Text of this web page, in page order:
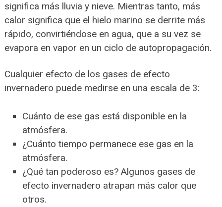
significa más lluvia y nieve. Mientras tanto, más
calor significa que el hielo marino se derrite más
rápido, convirtiéndose en agua, que a su vez se
evapora en vapor en un ciclo de autopropagación.
Cualquier efecto de los gases de efecto
invernadero puede medirse en una escala de 3:
Cuánto de ese gas está disponible en la
atmósfera.
¿Cuánto tiempo permanece ese gas en la
atmósfera.
¿Qué tan poderoso es? Algunos gases de
efecto invernadero atrapan más calor que
otros.